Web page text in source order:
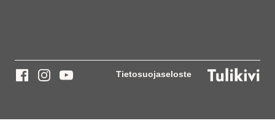
Tietosuojaseloste